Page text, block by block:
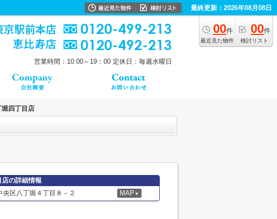
最終更新：2026年08月08日
00件
最近見た物件
00件
検討リスト
営業時間：10:00～19：00 定休日：毎週水曜日
四丁目店
の詳細情報
央区八丁堀４丁目８－２ MAP ▼